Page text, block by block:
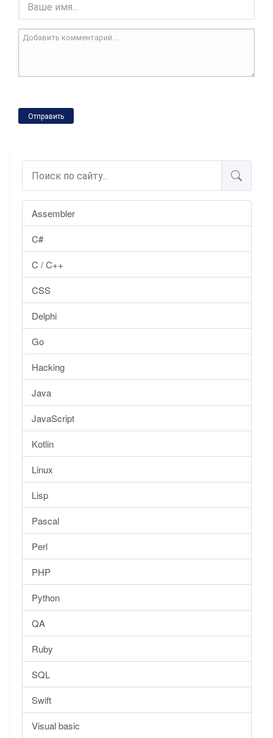
Assembler
C#
C / C++
CSS
Delphi
Go
Hacking
Java
JavaScript
Kotlin
Linux
Lisp
Pascal
Perl
PHP
Python
QA
Ruby
SQL
Swift
Visual basic
Отправить